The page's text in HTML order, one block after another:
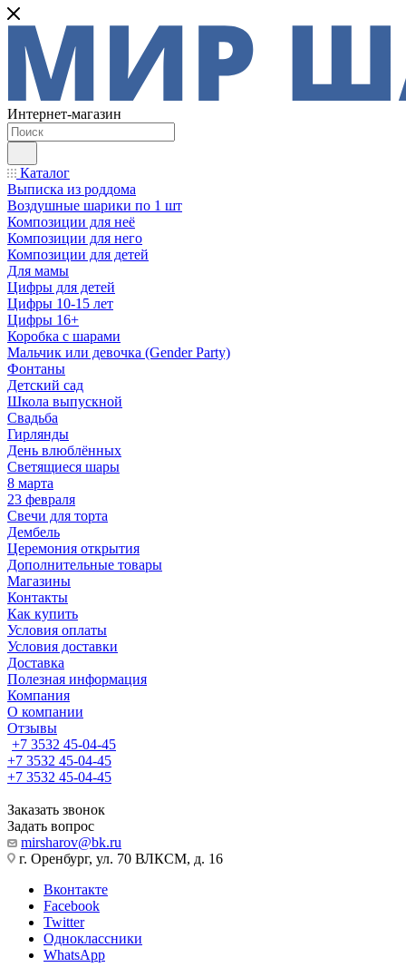
Интернет-магазин
Каталог
Выписка из роддома
Воздушные шарики по 1 шт
Композиции для неё
Композиции для него
Композиции для детей
Для мамы
Цифры для детей
Цифры 10-15 лет
Цифры 16+
Коробка с шарами
Мальчик или девочка (Gender Party)
Фонтаны
Детский сад
Школа выпускной
Свадьба
Гирлянды
День влюблённых
Светящиеся шары
8 марта
23 февраля
Свечи для торта
Дембель
Церемония открытия
Дополнительные товары
Магазины
Контакты
Как купить
Условия оплаты
Условия доставки
Доставка
Полезная информация
Компания
О компании
Отзывы
+7 3532 45-04-45
+7 3532 45-04-45
+7 3532 45-04-45
Заказать звонок
Задать вопрос
mirsharov@bk.ru
г. Оренбург, ул. 70 ВЛКСМ, д. 16
Вконтакте
Facebook
Twitter
Одноклассники
WhatsApp